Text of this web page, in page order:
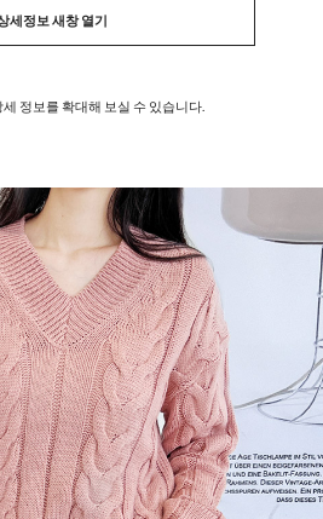
세정보 새창 열기
세 정보를 확대해 보실 수 있습니다.